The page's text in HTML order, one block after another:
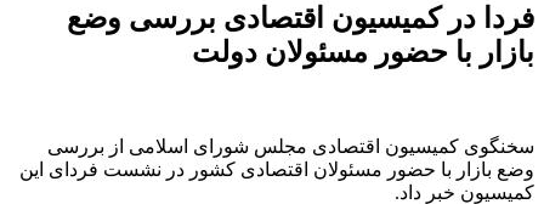
فردا در کمیسیون اقتصادی بررسی وضع
بازار با حضور مسئولان دولت
سخنگوی کمیسیون اقتصادی مجلس شورای اسلامی از بررسی
وضع بازار با حضور مسئولان اقتصادی کشور در نشست فردای این
کمیسیون خبر داد.